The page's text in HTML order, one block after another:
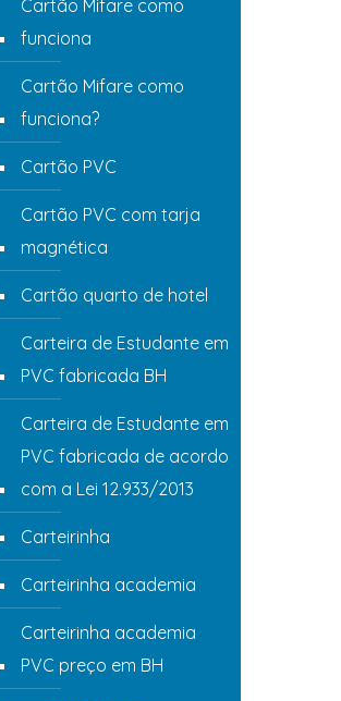
Cartão Mifare como
funciona
Cartão Mifare como
funciona?
Cartão PVC
Cartão PVC com tarja
magnética
Cartão quarto de hotel
Carteira de Estudante em
PVC fabricada BH
Carteira de Estudante em
PVC fabricada de acordo
com a Lei 12.933/2013
Carteirinha
Carteirinha academia
Carteirinha academia
PVC preço em BH